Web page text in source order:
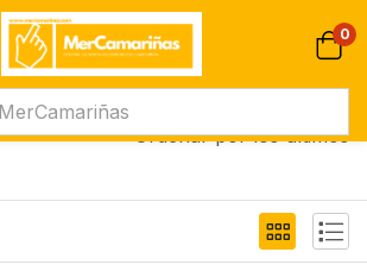
0
Ordenar por los últimos